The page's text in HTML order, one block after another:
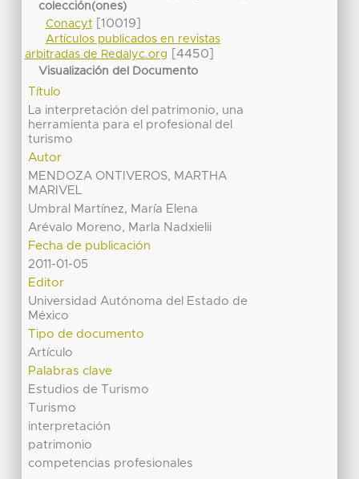
colección(ones)
Conacyt[10019]
Artículos publicados en revistas
arbitradas de Redalyc.org
[4450]
Visualización del Documento
Título
La interpretación del patrimonio, una
herramienta para el profesional del
turismo
Autor
MENDOZA ONTIVEROS, MARTHA
MARIVEL
Umbral Martínez, María Elena
Arévalo Moreno, Marla Nadxielii
Fecha de publicación
2011-01-05
Editor
Universidad Autónoma del Estado de
México
Tipo de documento
Artículo
Palabras clave
Estudios de Turismo
Turismo
interpretación
patrimonio
competencias profesionales